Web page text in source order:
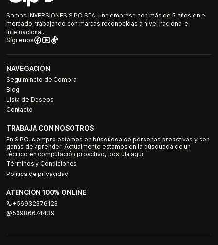
Somos INVERSIONES SIPO SPA, una empresa con más de 5 años en el
mercado, trabajando con marcas reconocidas a nivel nacional e
internacional.
Síguenos
NAVEGACIÓN
Seguimineto de Compra
Blog
Lista de Deseos
Contacto
TRABAJA CON NOSOTROS
En SIPO, siempre estamos en búsqueda de personas proactivas y con
ganas de aprender. Actualmente estamos en la búsqueda de un
técnico en computación proactivo, postula aquí.
Términos y Condiciones
Política de privacidad
ATENCIÓN 100% ONLINE
+56932376123
56986674439